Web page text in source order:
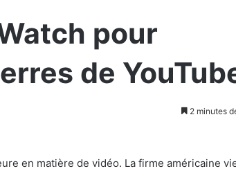
pour
de
2 minutes
en matière de vidéo. La firme américaine